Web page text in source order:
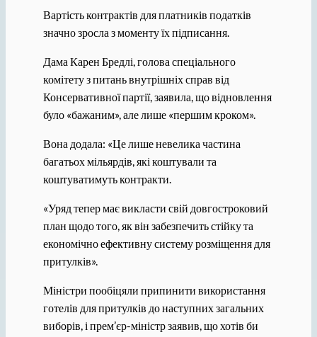
Вартість контрактів для платників податків
значно зросла з моменту їх підписання.
Дама Карен Бредлі, голова спеціального
комітету з питань внутрішніх справ від
Консервативної партії, заявила, що відновлення
було «бажаним», але лише «першим кроком».
Вона додала: «Це лише невелика частина
багатьох мільярдів, які коштували та
коштуватимуть контракти.
«Уряд тепер має викласти свій довгостроковий
план щодо того, як він забезпечить стійку та
економічно ефективну систему розміщення для
притулків».
Міністри пообіцяли припинити використання
готелів для притулків до наступних загальних
виборів, і прем’єр-міністр заявив, що хотів би